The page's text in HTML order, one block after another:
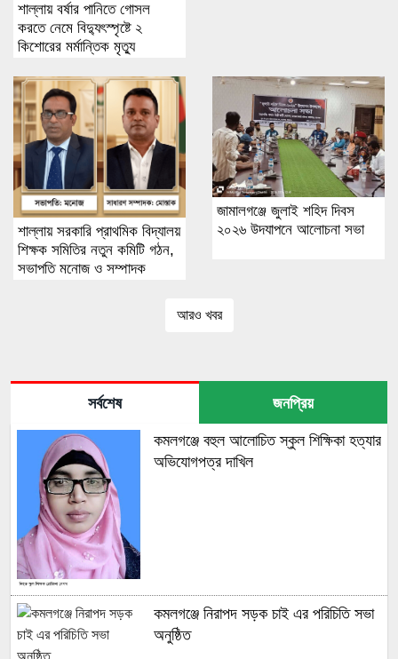
শাল্লায় বর্ষার পানিতে গোসল
করতে নেমে বিদ্যুৎস্পৃষ্টে ২
কিশোরের মর্মান্তিক মৃত্যু
শাল্লায় সরকারি প্রাথমিক বিদ্যালয়
শিক্ষক সমিতির নতুন কমিটি গঠন,
সভাপতি মনোজ ও সম্পাদক
জামালগঞ্জে জুলাই শহিদ দিবস
২০২৬ উদযাপনে আলোচনা সভা
আরও খবর
সর্বশেষ জনপ্রিয়
কমলগঞ্জে বহুল আলোচিত স্কুল শিক্ষিকা হত্যার
অভিযোগপত্র দাখিল
কমলগঞ্জে নিরাপদ সড়ক চাই এর পরিচিতি সভা
অনুষ্ঠিত